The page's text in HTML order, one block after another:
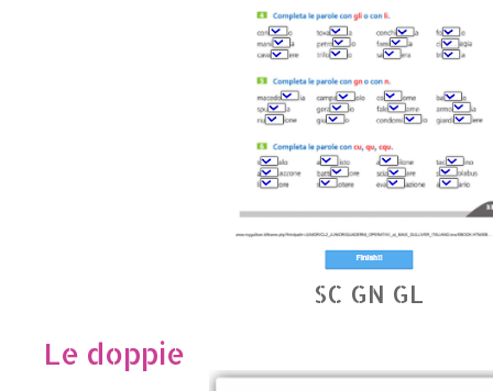
SC GN GL
Le doppie